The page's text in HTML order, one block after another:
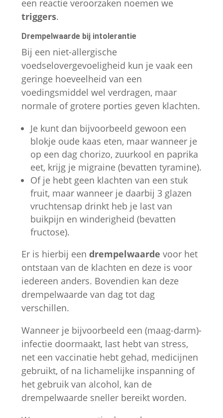
een reactie veroorzaken noemen we
triggers.
Drempelwaarde bij intolerantie
Bij een niet-allergische
voedselovergevoeligheid kun je vaak een
geringe hoeveelheid van een
voedingsmiddel wel verdragen, maar
normale of grotere porties geven klachten.
Je kunt dan bijvoorbeeld gewoon een
blokje oude kaas eten, maar wanneer je
op een dag chorizo, zuurkool en paprika
eet, krijg je migraine (bevatten tyramine).
Of je hebt geen klachten van een stuk
fruit, maar wanneer je daarbij 3 glazen
vruchtensap drinkt heb je last van
buikpijn en winderigheid (bevatten
fructose).
Er is hierbij een drempelwaarde voor het
ontstaan van de klachten en deze is voor
iedereen anders. Bovendien kan deze
drempelwaarde van dag tot dag
verschillen.
Wanneer je bijvoorbeeld een (maag-darm)-
infectie doormaakt, last hebt van stress,
net een vaccinatie hebt gehad, medicijnen
gebruikt, of na lichamelijke inspanning of
het gebruik van alcohol, kan de
drempelwaarde sneller bereikt worden.